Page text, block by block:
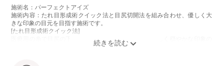
施術名：パーフェクトアイズ
施術内容：たれ目形成術クイック法と目尻切開法を組み合わせ、優しく大
きな印象の目元を目指す施術です。
[たれ目形成術クイック法]
医療用の糸で目尻の下側を軽く引き下げることで、優しく穏やかな印象の